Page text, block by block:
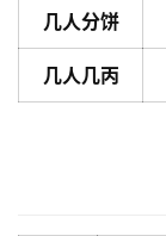
几人分饼
几人几丙